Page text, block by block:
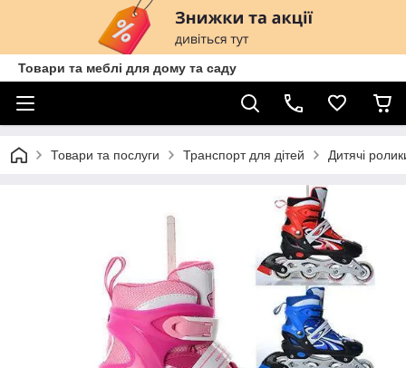
Товари та меблі для дому та саду
Товари та послуги Транспорт для дітей Дитячі